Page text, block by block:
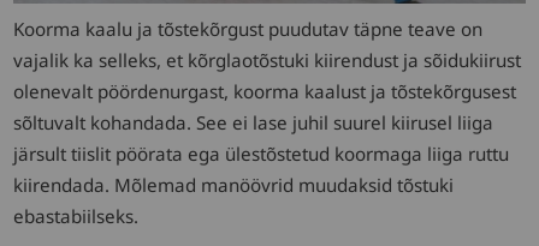
Koorma kaalu ja tõstekõrgust puudutav täpne teave on
vajalik ka selleks, et kõrglaotõstuki kiirendust ja sõidukiirust
olenevalt pöördenurgast, koorma kaalust ja tõstekõrgusest
sõltuvalt kohandada. See ei lase juhil suurel kiirusel liiga
järsult tiislit pöörata ega ülestõstetud koormaga liiga ruttu
kiirendada. Mõlemad manöövrid muudaksid tõstuki
ebastabiilseks.